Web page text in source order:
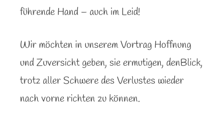
führende Hand – auch im Leid!
Wir möchten in unserem Vortrag Hoffnung
und Zuversicht geben, sie ermutigen, denBlick,
trotz aller Schwere des Verlustes wieder
nach vorne richten zu können.